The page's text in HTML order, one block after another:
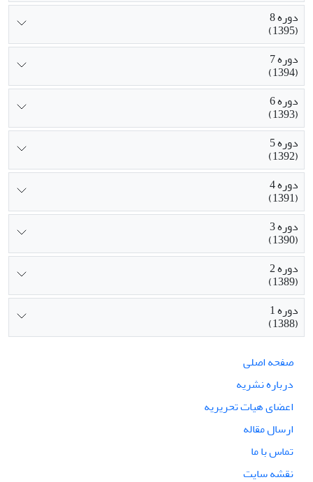
دوره 8
(1395)
دوره 7
(1394)
دوره 6
(1393)
دوره 5
(1392)
دوره 4
(1391)
دوره 3
(1390)
دوره 2
(1389)
دوره 1
(1388)
صفحه اصلی
درباره نشریه
اعضای هیات تحریریه
ارسال مقاله
تماس با ما
نقشه سایت